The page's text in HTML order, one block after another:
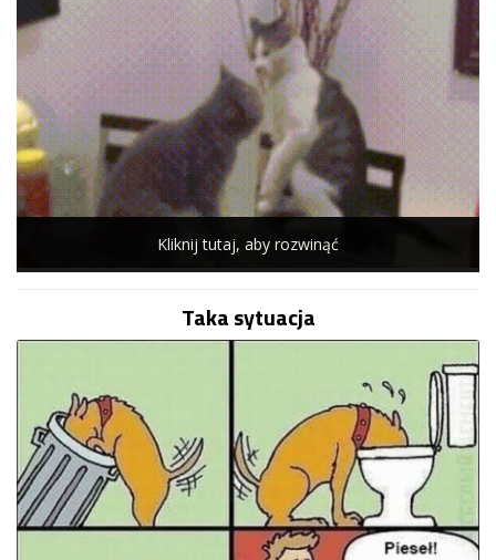
Kliknij tutaj, aby rozwinąć
Taka sytuacja